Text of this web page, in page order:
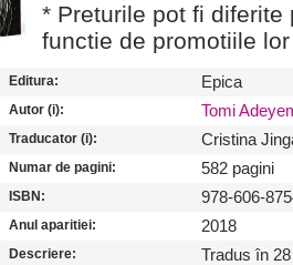
* Preturile pot fi
functie de promotiile
Editura: Epica
Autor (i): Tomi
Traducator (i): Cristina
Numar de pagini: 582 pagini
ISBN: 978-606-
Anul aparitiei: 2018
Descriere:
Tradus în